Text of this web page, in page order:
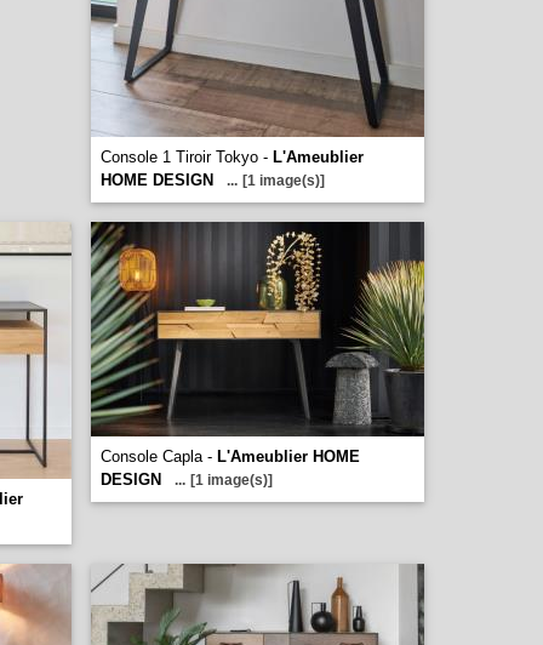
Console 1 Tiroir Tokyo - L'Ameublier
HOME DESIGN
... [1 image(s)]
Console Capla - L'Ameublier HOME
DESIGN
... [1 image(s)]